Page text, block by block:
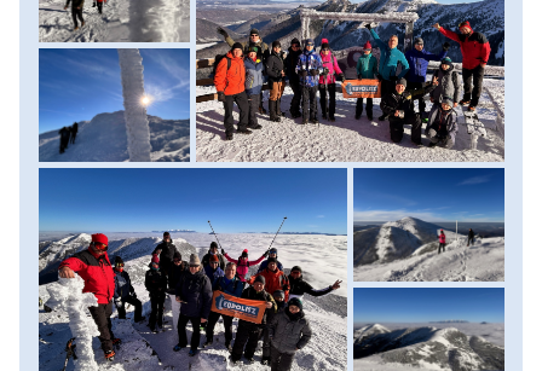
m fel / 1200m le) Ellátás: reggeli.